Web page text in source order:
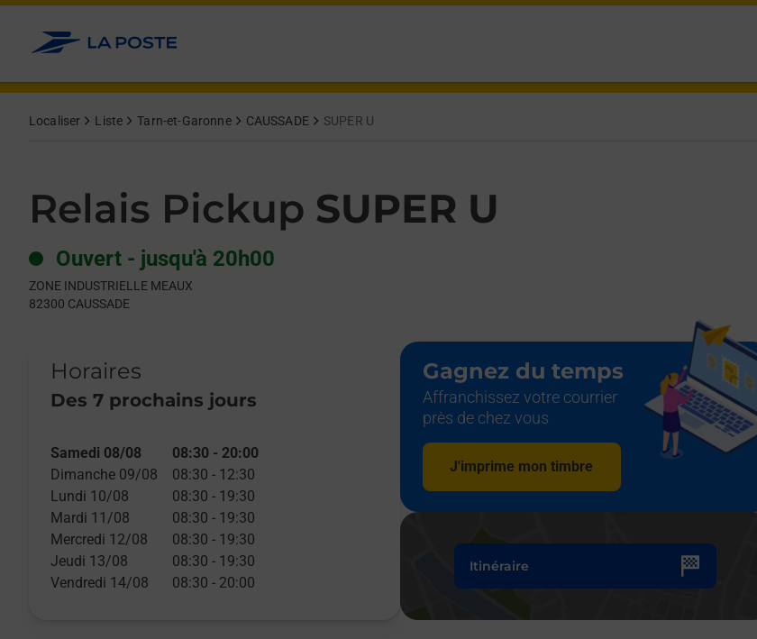
Allez au contenu
Localiser Liste Tarn-et-Garonne CAUSSADE SUPER U
Relais Pickup SUPER U
Ouvert - jusqu'à 20h00
ZONE INDUSTRIELLE MEAUX
82300 CAUSSADE
Horaires
Des 7 prochains jours
Day of the WeekHours
Samedi 08/08 08:30 - 20:00
Dimanche 09/08
08:30 - 12:30
Lundi 10/08
08:30 - 19:30
Mardi 11/08
08:30 - 19:30
Mercredi 12/08
08:30 - 19:30
Jeudi 13/08
08:30 - 19:30
Vendredi 14/08
08:30 - 20:00
Gagnez du temps
Affranchissez votre courrier
près de chez vous
J'imprime mon timbre
Itinéraire
Get directions to Relais Pickup at ZONE INDUSTRIELLE MEAUX CAUSSADE,
lien s'ouvre dans un nouvel onglet